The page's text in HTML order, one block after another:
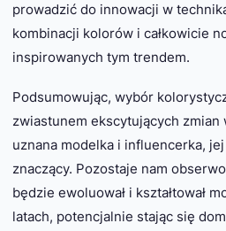
prowadzić do innowacji w
kombinacji kolorów i całkowicie
inspirowanych tym trendem.
Podsumowując, wybór
zwiastunem ekscytujących zmian
uznana modelka i influencerka,
znaczący. Pozostaje nam
będzie ewoluował i kształtował
latach, potencjalnie stając się